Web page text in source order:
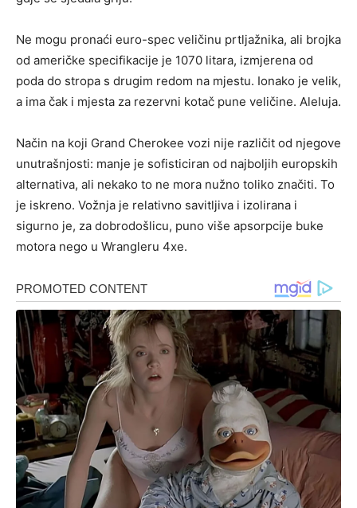
Ne mogu pronaći euro-spec veličinu prtljažnika, ali brojka
od američke specifikacije je 1070 litara, izmjerena od
poda do stropa s drugim redom na mjestu. Ionako je velik,
a ima čak i mjesta za rezervni kotač pune veličine. Aleluja.
Način na koji Grand Cherokee vozi nije različit od njegove
unutrašnjosti: manje je sofisticiran od najboljih europskih
alternativa, ali nekako to ne mora nužno toliko značiti. To
je iskreno. Vožnja je relativno savitljiva i izolirana i
sigurno je, za dobrodošlicu, puno više apsorpcije buke
motora nego u Wrangleru 4xe.